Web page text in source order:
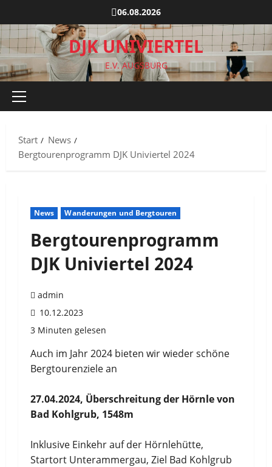
Inhalt
springen
06.08.2026
DJK UNIVIERTEL
E.V. AUGSBURG
Primäres
Start
News
Bergtourenprogramm DJK Univiertel 2024
News Wanderungen und Bergtouren
Bergtourenprogramm
DJK Univiertel 2024
admin
10.12.2023
3 Minuten gelesen
Auch im Jahr 2024 bieten wir wieder schöne
Bergtourenziele an
27.04.2024, Überschreitung der Hörnle von
Bad Kohlgrub, 1548m
Inklusive Einkehr auf der Hörnlehütte,
Startort Unterammergau, Ziel Bad Kohlgrub